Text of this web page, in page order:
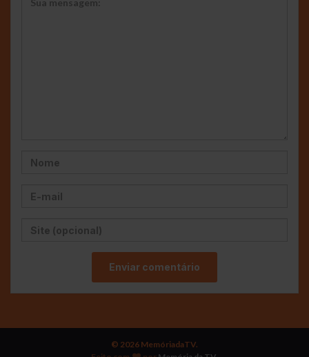
© 2026 MemóriadaTV.